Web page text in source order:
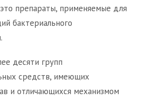
препараты, применяемые для
бактериального
десяти групп
средств, имеющих
и отличающихся механизмом